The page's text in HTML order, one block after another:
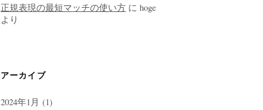
正規表現の最短マッチの使い方 にhoge
より
アーカイブ
2024年1月 (1)